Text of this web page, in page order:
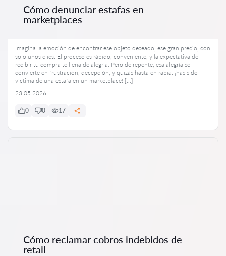
Cómo denunciar estafas en
marketplaces
Imagina la emoción de encontrar ese objeto deseado, ese gran precio, con
solo unos clics. El proceso es rápido, conveniente, y la expectativa de
recibir tu compra te llena de alegría. Pero de repente, esa alegría se
convierte en frustración, decepción, y quizás hasta en rabia: ¡has sido
víctima de una estafa en un marketplace! […]
23.05.2026
0 0 17
Cómo reclamar cobros indebidos de
retail